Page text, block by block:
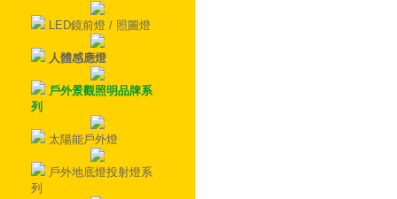
LED鏡前燈 / 照圖燈
人體感應燈
戶外景觀照明品牌系
列
太陽能戶外燈
戶外地底燈投射燈系
列